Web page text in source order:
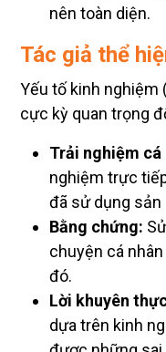
nên toàn diện.
Tác giả thể
Yếu tố kinh nghiệm
cực kỳ quan trọng
Trải nghiệm cá
nghiệm trực
đã sử dụng sản
Bằng chứng:
chuyện cá
đó.
Lời khuyên
dựa trên kinh